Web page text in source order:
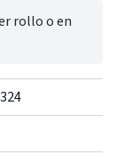
rollo o en